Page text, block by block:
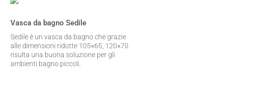
Vasca da bagno Sedile
Sedile è un vasca da bagno che grazie
alle dimensioni ridotte 105×65, 120×70
risulta una buona soluzione per gli
ambienti bagno piccoli.